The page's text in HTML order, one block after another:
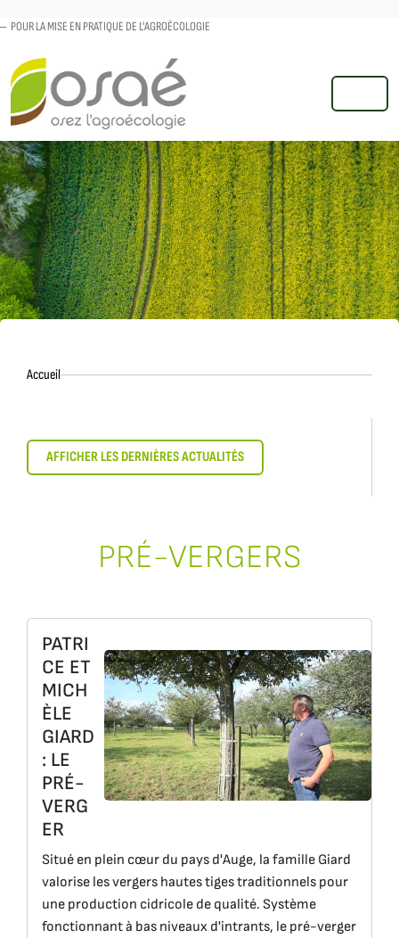
POUR LA MISE EN PRATIQUE DE L'AGROÉCOLOGIE
MENU
AccueilAccueil
AFFICHER LES DERNIÈRES ACTUALITÉS
PRÉ-VERGERS
PATRI
CE ET
MICH
ÈLE
GIARD
: LE
PRÉ-
VERG
ER
Situé en plein cœur du pays d'Auge, la famille Giard
valorise les vergers hautes tiges traditionnels pour
une production cidricole de qualité. Système
fonctionnant à bas niveaux d'intrants, le pré-verger